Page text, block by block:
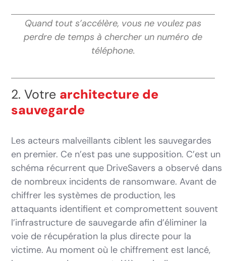
Quand tout s’accélère, vous ne voulez pas
perdre de temps à chercher un numéro de
téléphone.
2. Votre architecture de
sauvegarde
Les acteurs malveillants ciblent les sauvegardes
en premier. Ce n’est pas une supposition. C’est un
schéma récurrent que DriveSavers a observé dans
de nombreux incidents de ransomware. Avant de
chiffrer les systèmes de production, les
attaquants identifient et compromettent souvent
l’infrastructure de sauvegarde afin d’éliminer la
voie de récupération la plus directe pour la
victime. Au moment où le chiffrement est lancé,